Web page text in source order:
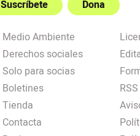
Suscríbete Dona
Medio Ambiente
Derechos sociales
Solo para socias
Boletines
Tienda
Contacta
RSS